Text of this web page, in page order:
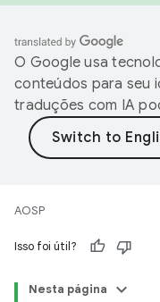
O Google usa
conteúdos para seu
traduções com IA
AOSP
Isso foi útil?
Nesta página